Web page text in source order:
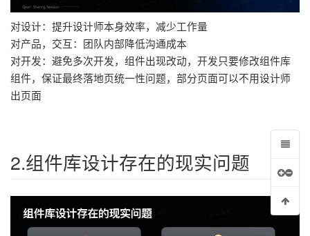
对设计：提升设计师本身效率，减少工作量
对产品，交互：团队内部降低沟通成本
对开发：避免多次开发，组件出现改动，开发只要修改组件库
组件，保证最终落地页统一性问题，部分页面可以不用设计师
出页面
2.组件库设计存在的现实问题